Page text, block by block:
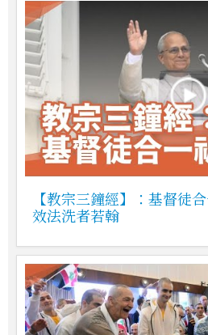
【教宗三鐘經】：基督徒
效法洗者若翰